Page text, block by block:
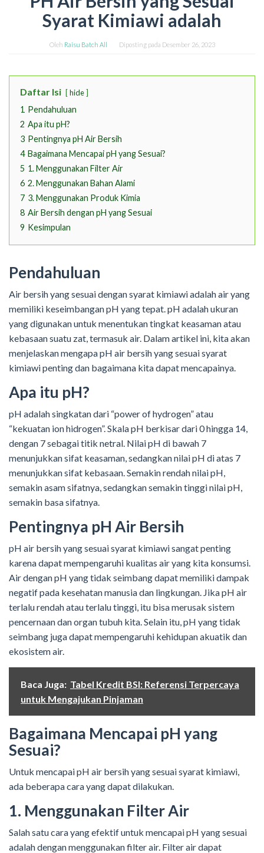
Syarat Kimiawi adalah
Oleh Raisu Batch All Diposting pada Desember 26, 2023
Daftar Isi hide
1 Pendahuluan
2 Apa itu pH?
3 Pentingnya pH Air Bersih
4 Bagaimana Mencapai pH yang Sesuai?
5 1. Menggunakan Filter Air
6 2. Menggunakan Bahan Alami
7 3. Menggunakan Produk Kimia
8 Air Bersih dengan pH yang Sesuai
9 Kesimpulan
Pendahuluan
Air bersih yang sesuai dengan syarat kimiawi adalah air yang
memiliki keseimbangan pH yang tepat. pH adalah ukuran
yang digunakan untuk menentukan tingkat keasaman atau
kebasaan suatu zat, termasuk air. Dalam artikel ini, kita akan
menjelaskan mengapa pH air bersih yang sesuai syarat
kimiawi penting dan bagaimana kita dapat mencapainya.
Apa itu pH?
pH adalah singkatan dari “power of hydrogen” atau
“kekuatan ion hidrogen”. Skala pH berkisar dari 0 hingga 14,
dengan 7 sebagai titik netral. Nilai pH di bawah 7
menunjukkan sifat keasaman, sedangkan nilai pH di atas 7
menunjukkan sifat kebasaan. Semakin rendah nilai pH,
semakin asam sifatnya, sedangkan semakin tinggi nilai pH,
semakin basa sifatnya.
Pentingnya pH Air Bersih
pH air bersih yang sesuai syarat kimiawi sangat penting
karena dapat mempengaruhi kualitas air yang kita konsumsi.
Air dengan pH yang tidak seimbang dapat memiliki dampak
negatif pada kesehatan manusia dan lingkungan. Jika pH air
terlalu rendah atau terlalu tinggi, itu bisa merusak sistem
pencernaan dan organ tubuh kita. Selain itu, pH yang tidak
seimbang juga dapat mempengaruhi kehidupan akuatik dan
ekosistem air.
Baca Juga: Tabel Kredit BSI: Referensi Terpercaya
untuk Mengajukan Pinjaman
Bagaimana Mencapai pH yang
Sesuai?
Untuk mencapai pH air bersih yang sesuai syarat kimiawi,
ada beberapa cara yang dapat dilakukan.
1. Menggunakan Filter Air
Salah satu cara yang efektif untuk mencapai pH yang sesuai
adalah dengan menggunakan filter air. Filter air dapat